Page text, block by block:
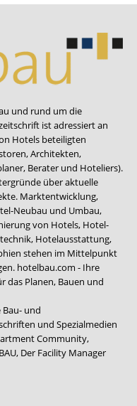
und rund um die
ist adressiert an
Hotels beteiligten
Architekten,
Berater und Hoteliers).
über aktuelle
Marktentwicklung,
Neubau und Umbau,
von Hotels, Hotel-
Hotelausstattung,
stehen im Mittelpunkt
hotelbau.com - Ihre
das Planen, Bauen und
und
und Spezialmedien
Community,
, Der Facility Manager